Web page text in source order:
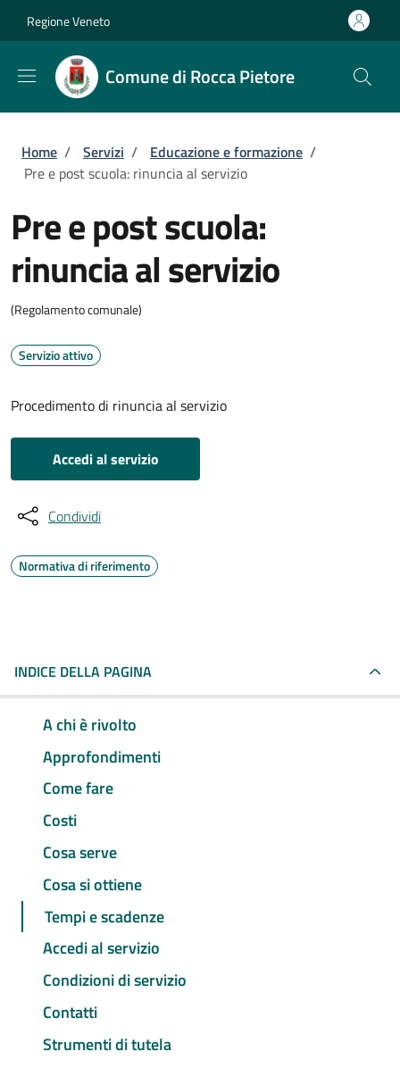
Regione Veneto
Comune di Rocca Pietore
Briciole di pane
Home / Servizi / Educazione e formazione /
Pre e post scuola: rinuncia al servizio
Pre e post scuola:
rinuncia al servizio
(Regolamento comunale)
Servizio attivo
Procedimento di rinuncia al servizio
Accedi al servizio
Condividi
Normativa di riferimento
INDICE DELLA PAGINA
A chi è rivolto
Approfondimenti
Come fare
Costi
Cosa serve
Cosa si ottiene
Tempi e scadenze
Accedi al servizio
Condizioni di servizio
Contatti
Strumenti di tutela